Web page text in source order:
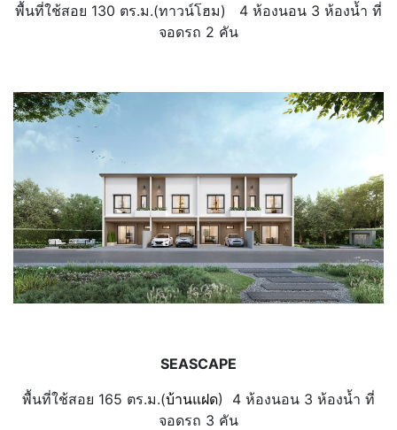
พื้นที่ใช้สอย 130 ตร.ม.(ทาวน์โฮม) 4 ห้องนอน 3 ห้องน้ำ ที่
จอดรถ 2 คัน
SEASCAPE
พื้นที่ใช้สอย 165 ตร.ม.(บ้านแฝด) 4 ห้องนอน 3 ห้องน้ำ ที่
จอดรถ 3 คัน